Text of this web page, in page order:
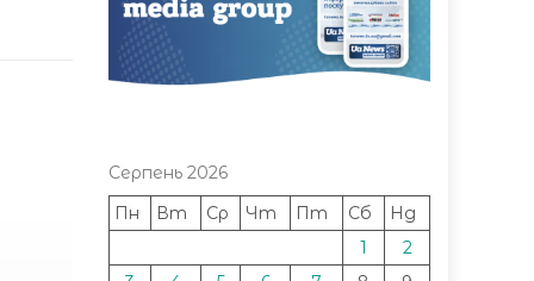
Серпень 2026
Пн
Вт Ср Чт Пт Сб
Нд
1
2